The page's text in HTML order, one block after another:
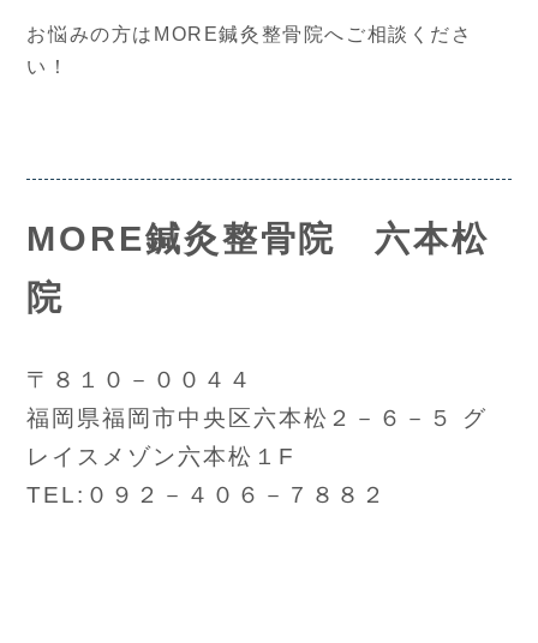
お悩みの方はMORE鍼灸整骨院へご相談くださ
い！
MORE鍼灸整骨院 六本松
院
〒８１０－００４４
福岡県福岡市中央区六本松２－６－５ グ
レイスメゾン六本松１F
TEL:０９２－４０６－７８８２